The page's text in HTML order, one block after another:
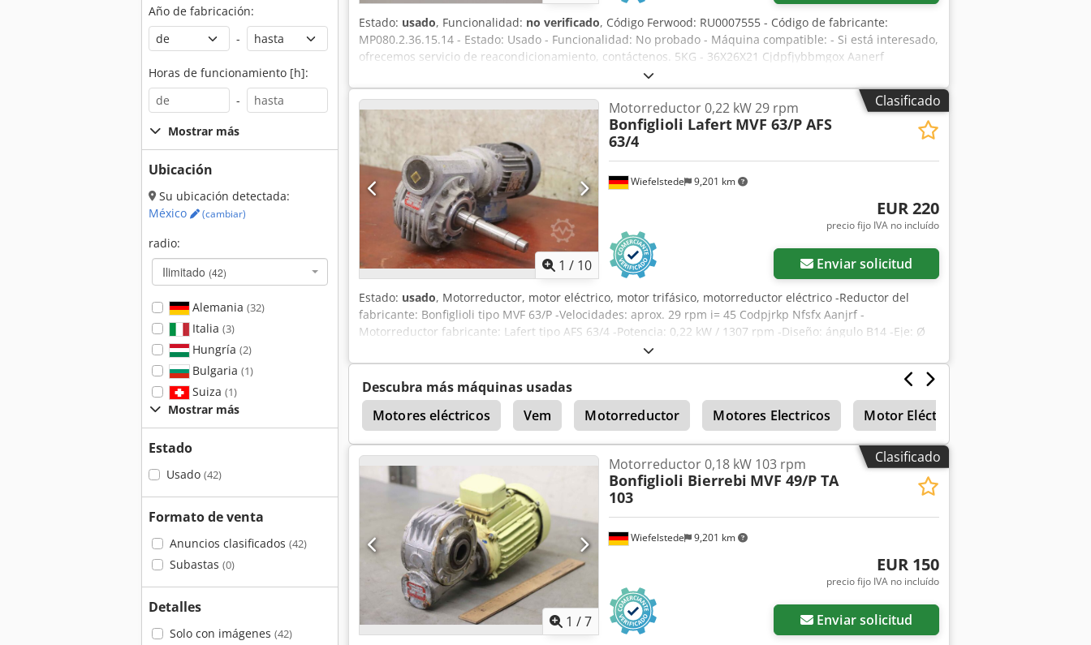
Año de fabricación:
-
Horas de funcionamiento [h]:
-
Mostrar más
Ubicación
Su ubicación detectada:
México
(cambiar)
radio:
Ilimitado (42)
Alemania (32)
Italia (3)
Hungría (2)
Bulgaria (1)
Suiza (1)
Mostrar más
Estado
Usado (42)
Formato de venta
Anuncios clasificados (42)
Subastas (0)
Detalles
Solo con imágenes (42)
Estado: usado, Funcionalidad: no verificado, Código Ferwood: RU0007555 - Código de fabricante:
MP080.2.36.15.14 - Estado: Usado - Funcionalidad: No probado - Máquina compatible: - Si está interesado,
ofrecemos servicio de reacondicionamiento, contáctenos. 5KG - 36X26X21 Cjdpfjybbmgox Aanerf
Clasificado
1 / 10
Wiefelstede 9,201 km
Motorreductor 0,22 kW 29 rpm
Bonfiglioli Lafert MVF 63/P AFS
63/4
EUR 220
precio fijo IVA no incluído
Enviar solicitud
Estado: usado, Motorreductor, motor eléctrico, motor trifásico, motorreductor eléctrico -Reductor del
fabricante: Bonfiglioli tipo MVF 63/P -Velocidades: aprox. 29 rpm i= 45 Codpjrkp Nfsfx Aanjrf -
Motorreductor fabricante: Lafert tipo AFS 63/4 -Potencia: 0,22 kW / 1307 rpm -Diseño: ángulo B14 -Eje: Ø
25 x 80 mm -Clase de protección: IP 54 -Dimensiones: 390/265/H195 mm -Peso: 13 kg
Descubra más máquinas usadas
Motores eléctricos
Vem Motorreductor Motores Electricos Motor Eléctrico De 4 Kw 2800
Engranaje Angular
Clasificado
1 /7
Wiefelstede 9,201 km
Motorreductor 0,18 kW 103 rpm
Bonfiglioli Bierrebi MVF 49/P TA
103
EUR 150
precio fijo IVA no incluído
Enviar solicitud